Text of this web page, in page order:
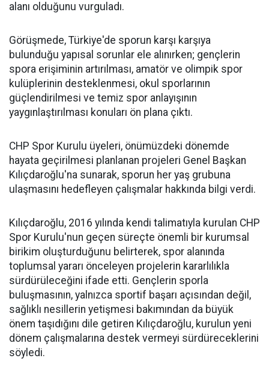
alanı olduğunu vurguladı.
Görüşmede, Türkiye'de sporun karşı karşıya
bulunduğu yapısal sorunlar ele alınırken; gençlerin
spora erişiminin artırılması, amatör ve olimpik spor
kulüplerinin desteklenmesi, okul sporlarının
güçlendirilmesi ve temiz spor anlayışının
yaygınlaştırılması konuları ön plana çıktı.
CHP Spor Kurulu üyeleri, önümüzdeki dönemde
hayata geçirilmesi planlanan projeleri Genel Başkan
Kılıçdaroğlu'na sunarak, sporun her yaş grubuna
ulaşmasını hedefleyen çalışmalar hakkında bilgi verdi.
Kılıçdaroğlu, 2016 yılında kendi talimatıyla kurulan CHP
Spor Kurulu'nun geçen süreçte önemli bir kurumsal
birikim oluşturduğunu belirterek, spor alanında
toplumsal yararı önceleyen projelerin kararlılıkla
sürdürüleceğini ifade etti. Gençlerin sporla
buluşmasının, yalnızca sportif başarı açısından değil,
sağlıklı nesillerin yetişmesi bakımından da büyük
önem taşıdığını dile getiren Kılıçdaroğlu, kurulun yeni
dönem çalışmalarına destek vermeyi sürdüreceklerini
söyledi.